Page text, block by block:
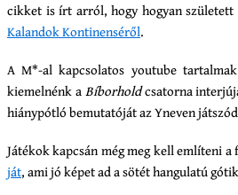
cikket is írt arról, hogy hogyan született
Kalandok Kontinenséről.
A M*-al kapcsolatos youtube
kiemelnénk aBíborholdcsatorna
hiánypótló bemutatóját az Yneven
Játékok kapcsán még meg kell említeni
ját, ami jó képet ad a sötét hangulatú